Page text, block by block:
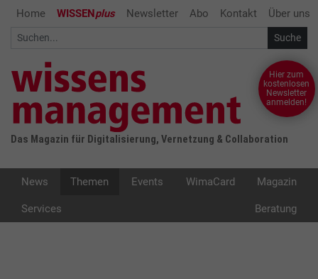
Home WISSENplus Newsletter Abo Kontakt Über uns
Das Magazin für Digitalisierung, Vernetzung & Collaboration
Hier zum
kostenlosen
Newsletter
anmelden!
News Themen Events WimaCard Magazin
Services Beratung